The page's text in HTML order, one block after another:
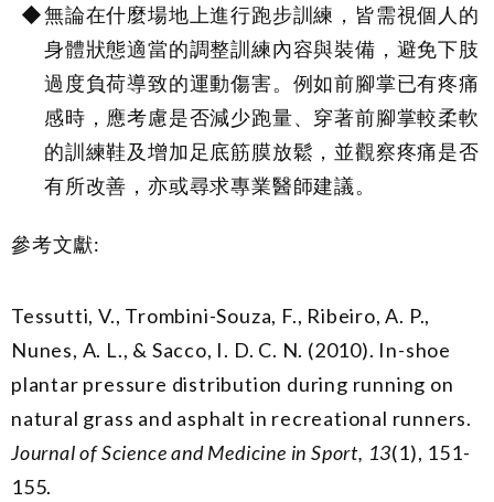
無論在什麼場地上進行跑步訓練，皆需視個人的
身體狀態適當的調整訓練內容與裝備，避免下肢
過度負荷導致的運動傷害。例如前腳掌已有疼痛
感時，應考慮是否減少跑量、穿著前腳掌較柔軟
的訓練鞋及增加足底筋膜放鬆，並觀察疼痛是否
有所改善，亦或尋求專業醫師建議。
參考文獻:
Tessutti, V., Trombini-Souza, F., Ribeiro, A. P.,
Nunes, A. L., & Sacco, I. D. C. N. (2010). In-shoe
plantar pressure distribution during running on
natural grass and asphalt in recreational runners.
Journal of Science and Medicine in Sport, 13(1), 151-
155.